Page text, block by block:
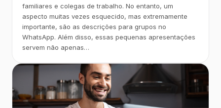
familiares e colegas de trabalho. No entanto, um
aspecto muitas vezes esquecido, mas extremamente
importante, são as descrições para grupos no
WhatsApp. Além disso, essas pequenas apresentações
servem não apenas…